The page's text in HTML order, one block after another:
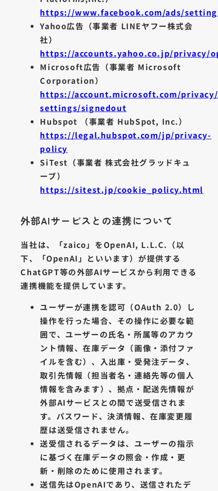
https://www.facebook.com/ads/
Yahoo広告（事業者 LINEヤフー株式会
社）
https://accounts.yahoo.co.jp/privacy/
Microsoft広告（事業者 Microsoft
Corporation）
https://account.microsoft.com/
settings/signedout
Hubspot （事業者 HubSpot, Inc.）
https://legal.hubspot.com/jp/privacy-
policy
SiTest（事業者 株式会社グラッドキュ
ーブ）
https://sitest.jp/cookie_policy.html
外部AIサービスとの連携について
当社は、「zaico」をOpenAI, L.L.C.（以
下、「OpenAI」といいます）が提供する
ChatGPT等の外部AIサービスから利用できる
連携機能を提供しています。
ユーザーが連携を認可（OAuth 2.0）し
操作を行った場合、その操作に必要な範
囲で、ユーザーの氏名・所属等のアカウ
ント情報、在庫データ（画像・添付ファ
イルを含む）、入出庫・受発注データ、
取引先情報（担当者名・連絡先等の個人
情報を含みます）、拠点・配送先情報が
外部AIサービスとの間で送受信されま
す。パスワード、決済情報、在庫変更履
歴は送受信されません。
送受信されるデータは、ユーザーの指示
に基づく在庫データの照会・作成・更
新・削除のために使用されます。
送信先はOpenAIであり、送信されたデ